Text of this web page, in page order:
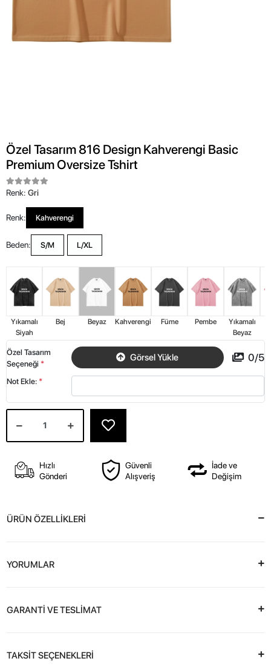
Özel Tasarım 816 Design Kahverengi Basic
Premium Oversize Tshirt
Renk: Gri
Renk: Kahverengi
Beden: S/M L/XL
Yıkamalı
Siyah
Bej Beyaz Kahverengi Füme Pembe
Yıkamalı
Beyaz
Özel Tasarım
Seçeneği *
Görsel Yükle 0/5
Not Ekle: *
Hızlı
Gönderi
Güvenli
Alışveriş
İade ve
Değişim
ÜRÜN ÖZELLİKLERİ
YORUMLAR
GARANTİ VE TESLİMAT
TAKSİT SEÇENEKLERİ